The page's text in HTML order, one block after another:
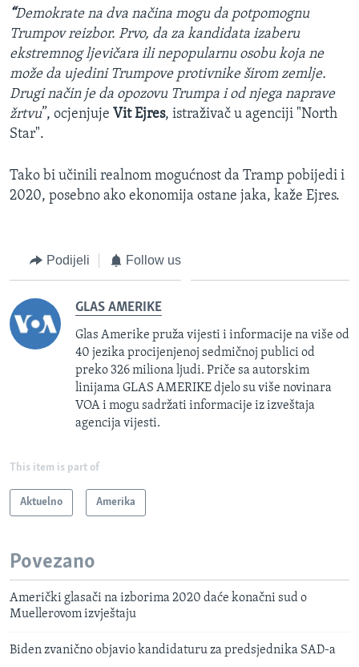
“Demokrate na dva načina mogu da potpomognu
Trumpov reizbor. Prvo, da za kandidata izaberu
ekstremnog ljevičara ili nepopularnu osobu koja ne
može da ujedini Trumpove protivnike širom zemlje.
Drugi način je da opozovu Trumpa i od njega naprave
žrtvu”, ocjenjuje Vit Ejres, istraživač u agenciji "North
Star".
Tako bi učinili realnom mogućnost da Tramp pobijedi i
2020, posebno ako ekonomija ostane jaka, kaže Ejres.
Podijeli Follow us
GLAS AMERIKE
Glas Amerike pruža vijesti i informacije na više od
40 jezika procijenjenoj sedmičnoj publici od
preko 326 miliona ljudi. Priče sa autorskim
linijama GLAS AMERIKE djelo su više novinara
VOA i mogu sadržati informacije iz izveštaja
agencija vijesti.
This item is part of
Aktuelno Amerika
Povezano
Američki glasači na izborima 2020 daće konačni sud o
Muellerovom izvještaju
Biden zvanično objavio kandidaturu za predsjednika SAD-a